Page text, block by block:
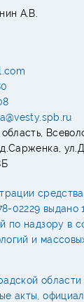
А.В.
выдано
по надзору в
и
области
акты,